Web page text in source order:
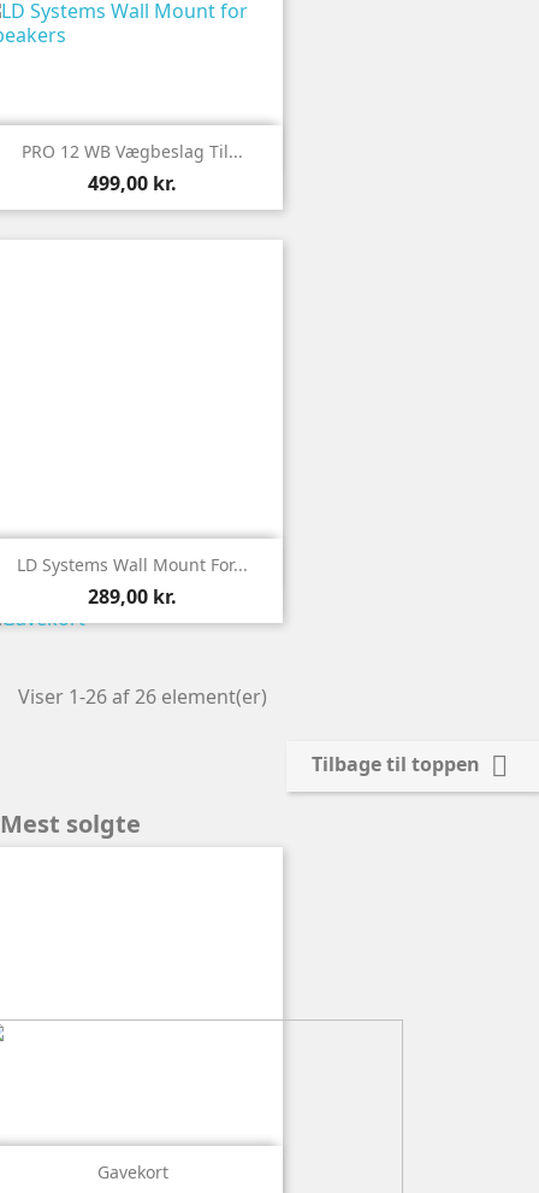
 Vis
PRO 12 WB Vægbeslag Til...
499,00 kr.
 Vis
LD Systems Wall Mount For...
289,00 kr.
Viser 1-26 af 26 element(er)
Tilbage til toppen 
Mest solgte
 Vis
Gavekort